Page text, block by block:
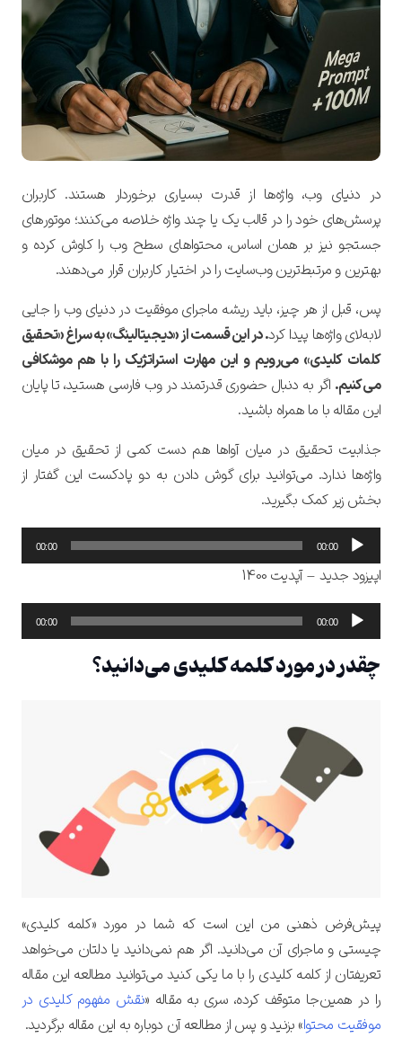
در دنیای وب، واژه‌ها از قدرت بسیاری برخوردار هستند. کاربران
پرسش‌های خود را در قالب یک یا چند واژه خلاصه می‌کنند؛ موتورهای
جستجو نیز بر همان اساس، محتواهای سطح وب را کاوش کرده و
بهترین و مرتبط‌ترین وب‌سایت را در اختیار کاربران قرار می‌دهند.
پس، قبل از هر چیز، باید ریشه ماجرای موفقیت در دنیای وب را جایی
لابه‌لای واژه‌ها پیدا کرد. در این قسمت از «دیجیتالینگ» به سراغ «تحقیق
کلمات کلیدی» می‌رویم و این مهارت استراتژیک را با هم موشکافی
می‌کنیم. اگر به دنبال حضوری قدرتمند در وب فارسی هستید، تا پایان
این مقاله با ما همراه باشید.
جذابیت تحقیق در میان آواها هم دست کمی از تحقیق در میان
واژه‌ها ندارد. می‌توانید برای گوش دادن به دو پادکست این گفتار از
بخش زیر کمک بگیرید.
پخش‌کننده
صوت
00:00
00:00
اپیزود جدید – آپدیت 1400
پخش‌کننده
صوت
00:00
00:00
چقدر در مورد کلمه کلیدی می‌دانید؟
پیش‌فرض ذهنی من این است که شما در مورد «کلمه کلیدی»
چیستی و ماجرای آن می‌دانید. اگر هم نمی‌دانید یا دلتان می‌خواهد
تعریفتان از کلمه کلیدی را با ما یکی کنید می‌توانید مطالعه این مقاله
را در همین‌جا متوقف کرده، سری به مقاله «نقش مفهوم کلیدی در
موفقیت محتوا» بزنید و پس از مطالعه آن دوباره به این مقاله برگردید.